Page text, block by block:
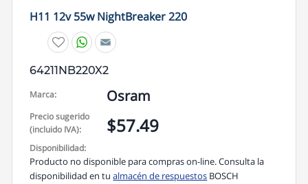
H11 12v 55w NightBreaker 220
W
h
t
E
m
64211NB220X2
Marca: Osram
Precio sugerido
(incluido IVA):
$57.49
Disponibilidad:
Producto no disponible para compras on-line. Consulta la
disponibilidad en tualmacén de respuestos BOSCH